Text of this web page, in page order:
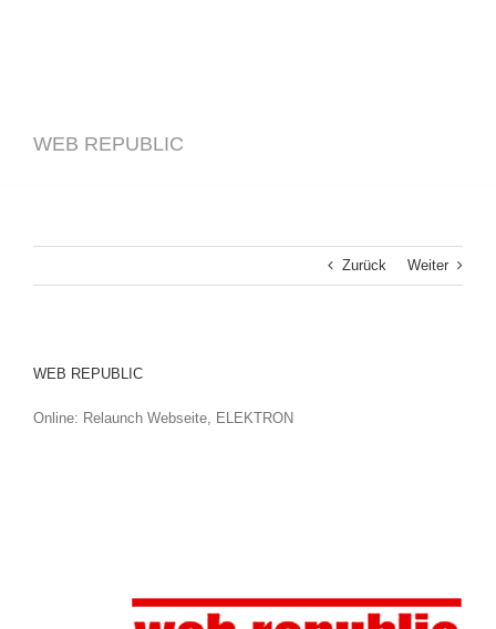
WEB REPUBLIC
Zurück Weiter
WEB REPUBLIC
Online: Relaunch Webseite, ELEKTRON